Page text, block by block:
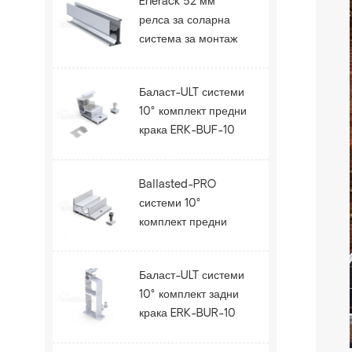
релса за соларна
система за монтаж
Баласт-ULT системи
10° комплект предни
крака ERK-BUF-10
Ballasted-PRO
системи 10°
комплект предни
Баласт-ULT системи
10° комплект задни
крака ERK-BUR-10